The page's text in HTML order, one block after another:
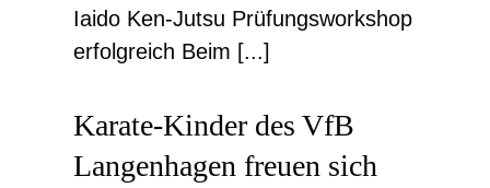
Iaido Ken-Jutsu Prüfungsworkshop
erfolgreich Beim [...]
Karate-Kinder des VfB
Langenhagen freuen sich